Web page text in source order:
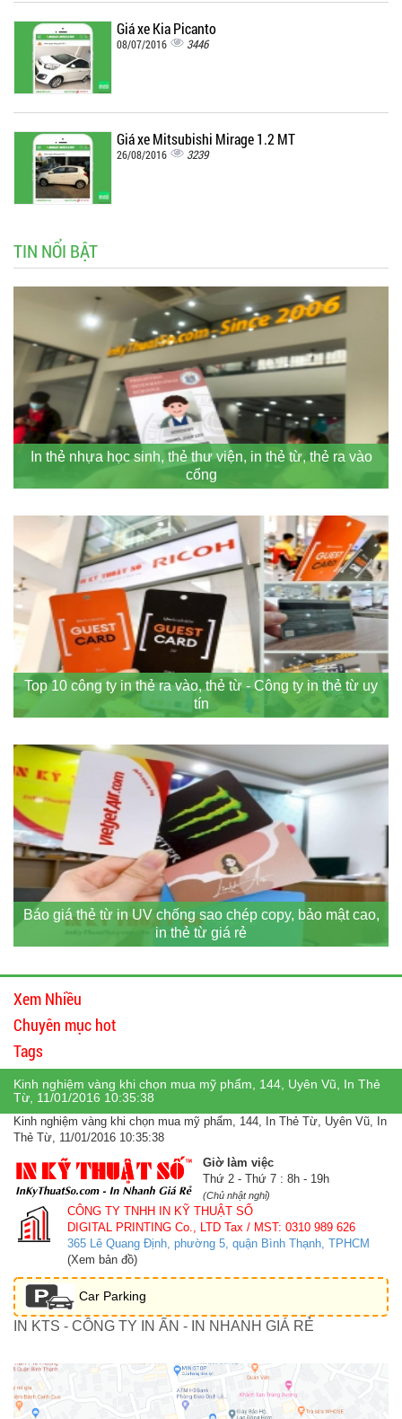
Giá xe Kia Picanto
08/07/2016 3446
Giá xe Mitsubishi Mirage 1.2 MT
26/08/2016 3239
TIN NỔI BẬT
In thẻ nhựa học sinh, thẻ thư viện, in thẻ từ, thẻ ra vào
cổng
Top 10 công ty in thẻ ra vào, thẻ từ - Công ty in thẻ từ uy
tín
Báo giá thẻ từ in UV chống sao chép copy, bảo mật cao,
in thẻ từ giá rẻ
Xem Nhiều
Chuyên mục hot
Tags
Kinh nghiệm vàng khi chọn mua mỹ phẩm, 144, Uyên Vũ, In Thẻ
Từ, 11/01/2016 10:35:38
Kinh nghiệm vàng khi chọn mua mỹ phẩm, 144, In Thẻ Từ, Uyên Vũ, In
Thẻ Từ, 11/01/2016 10:35:38
Giờ làm việc
Thứ 2 - Thứ 7 : 8h - 19h
(Chủ nhật nghỉ)
CÔNG TY TNHH IN KỸ THUẬT SỐ
DIGITAL PRINTING Co., LTD Tax / MST: 0310 989 626
365 Lê Quang Định, phường 5, quận Bình Thạnh, TPHCM
(Xem bản đồ)
Car Parking
IN KTS - CÔNG TY IN ẤN - IN NHANH GIÁ RẺ